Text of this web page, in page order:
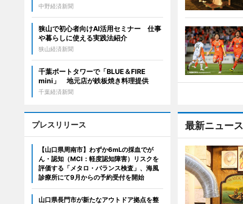
最新ニュース
中野経済新聞
狭山で初心者向けAI活用セミナー 仕事
や暮らしに使える実践法紹介
狭山経済新聞
千葉ポートタワーで「BLUE＆FIRE
mini」 地元店が鉄板焼き料理提供
千葉経済新聞
プレスリリース
【山口県周南市】わずか6mLの採血でが
ん・認知（MCI：軽度認知障害）リスクを
評価する「メタロ・バランス検査」、海風
診療所にて9月からの予約受付を開始
山口県長門市が新たなアウトドア拠点を整